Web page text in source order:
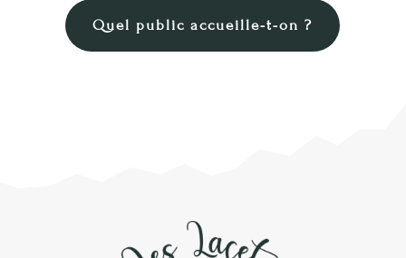
Quel public accueille-t-on ?